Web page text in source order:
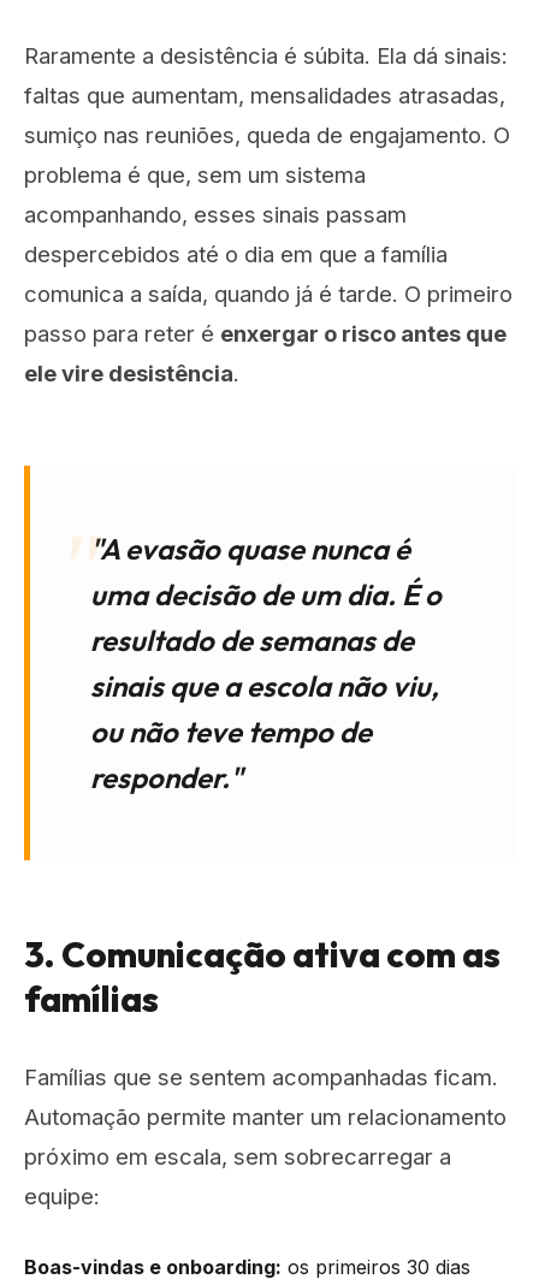
Raramente a desistência é súbita. Ela dá sinais:
faltas que aumentam, mensalidades atrasadas,
sumiço nas reuniões, queda de engajamento. O
problema é que, sem um sistema
acompanhando, esses sinais passam
despercebidos até o dia em que a família
comunica a saída, quando já é tarde. O primeiro
passo para reter é enxergar o risco antes que
ele vire desistência.
"A evasão quase nunca é
uma decisão de um dia. É o
resultado de semanas de
sinais que a escola não viu,
ou não teve tempo de
responder."
3. Comunicação ativa com as
famílias
Famílias que se sentem acompanhadas ficam.
Automação permite manter um relacionamento
próximo em escala, sem sobrecarregar a
equipe:
Boas-vindas e onboarding: os primeiros 30 dias